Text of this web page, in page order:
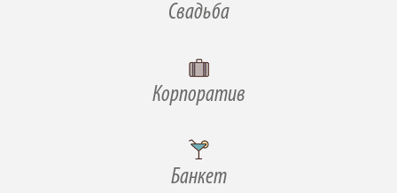
Свадьба
Корпоратив
Банкет